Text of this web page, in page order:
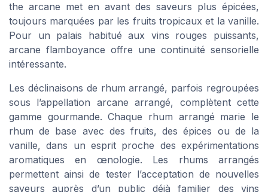
the arcane met en avant des saveurs plus épicées,
toujours marquées par les fruits tropicaux et la vanille.
Pour un palais habitué aux vins rouges puissants,
arcane flamboyance offre une continuité sensorielle
intéressante.
Les déclinaisons de rhum arrangé, parfois regroupées
sous l’appellation arcane arrangé, complètent cette
gamme gourmande. Chaque rhum arrangé marie le
rhum de base avec des fruits, des épices ou de la
vanille, dans un esprit proche des expérimentations
aromatiques en œnologie. Les rhums arrangés
permettent ainsi de tester l’acceptation de nouvelles
saveurs auprès d’un public déjà familier des vins